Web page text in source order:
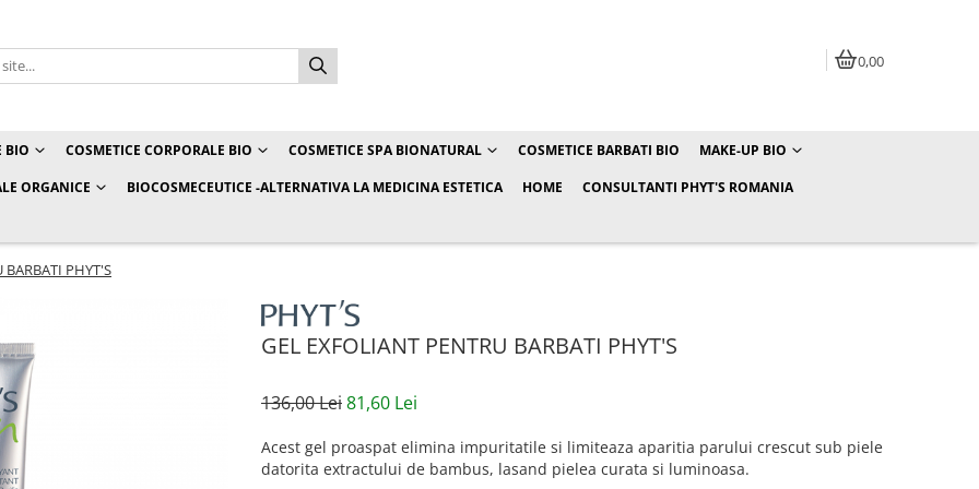
0,00
BIO COSMETICE CORPORALE BIO COSMETICE SPA BIONATURAL COSMETICE BARBATI BIO
MAKE-UP BIO
ORGANICE BIOCOSMECEUTICE -ALTERNATIVA LA MEDICINA ESTETICA HOME
CONSULTANTI PHYT'S ROMANIA
BARBATI PHYT'S
GEL EXFOLIANT PENTRU BARBATI PHYT'S
136,00 Lei81,60 Lei
Acest gel proaspat elimina impuritatile si limiteaza aparitia parului crescut sub piele
datorita extractului de bambus, lasand pielea curata si luminoasa.